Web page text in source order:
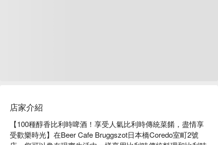
店家介紹
【100種醇香比利時啤酒！享受人氣比利時傳統菜餚，盡情享
受歡樂時光】在Beer Cafe Bruggszot日本橋Coredo室町2號